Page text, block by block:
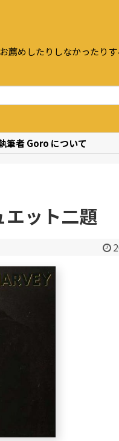
薦めしたりしなかったり
筆者 Goro について
エット二題